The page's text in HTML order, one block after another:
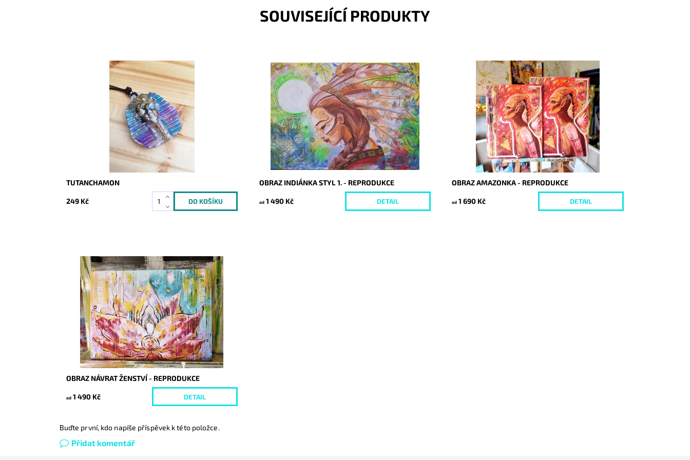
SOUVISEJÍCÍ PRODUKTY
Skladem
2183
TUTANCHAMON
249 Kč
Dostupnost:
Skladem
Kód:
5890/30
OBRAZ INDIÁNKA STYL 1. - REPRODUKCE
od1 490 Kč DETAIL
Dostupnost:
Skladem
7335/30
OBRAZ AMAZONKA - REPRODUKCE
od 1 690 Kč DETAIL
Dostupnost:
Skladem
9327/30/REP
OBRAZ NÁVRAT ŽENSTVÍ - REPRODUKCE
od1 490 Kč DETAIL
Buďte první, kdo napíše příspěvek k této položce.
Přidat komentář